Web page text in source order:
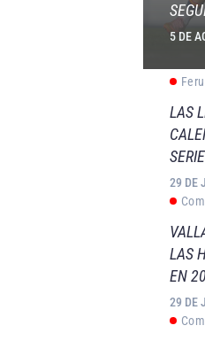
5 DE
LAS
29 DE
LAS
EN
29 DE